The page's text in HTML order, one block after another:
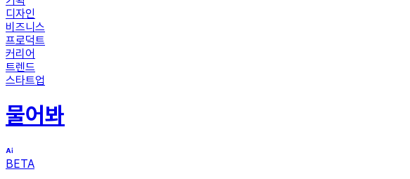
디자인
비즈니스
프로덕트
커리어
트렌드
스타트업
물어봐
BETA